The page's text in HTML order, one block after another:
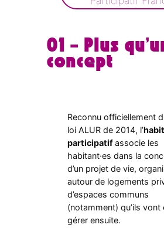
01 – Plus
concept
Reconnu officiellement
loi ALUR de 2014, l’
participatifassocie les
habitant·es dans la
d’un projet de vie,
autour de logements
d’espaces communs
(notamment) qu’ils vont
gérer ensuite.